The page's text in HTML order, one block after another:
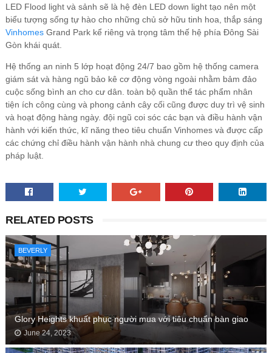
LED Flood light và sảnh sẽ là hệ đèn LED down light tạo nên một
biểu tượng sống tự hào cho những chủ sở hữu tinh hoa, thắp sáng
VinhomesGrand Park kể riêng và trọng tâm thế hệ phía Đông Sài
Gòn khái quát.
Hệ thống an ninh 5 lớp hoạt động 24/7 bao gồm hệ thống camera
giám sát và hàng ngũ bảo kê cơ động vòng ngoài nhằm bảm đảo
cuộc sống bình an cho cư dân. toàn bộ quần thể tác phẩm nhân
tiện ích công cùng và phong cảnh cây cối cũng được duy trì vệ sinh
và hoạt động hàng ngày. đội ngũ coi sóc các bạn và điều hành vận
hành với kiến thức, kĩ năng theo tiêu chuẩn Vinhomes và được cấp
các chứng chỉ điều hành vận hành nhà chung cư theo quy định của
pháp luật.
RELATED POSTS
BEVERLY
Glory Heights khuất phục người mua với tiêu chuẩn bàn giao
June 24, 2023